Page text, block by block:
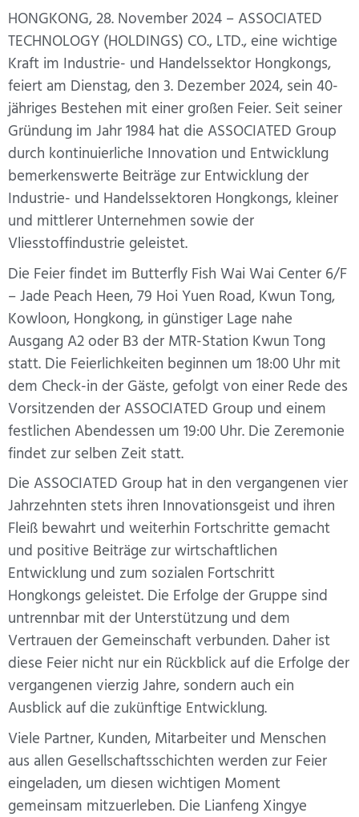
HONGKONG, 28. November 2024 – ASSOCIATED
TECHNOLOGY (HOLDINGS) CO., LTD., eine wichtige
Kraft im Industrie- und Handelssektor Hongkongs,
feiert am Dienstag, den 3. Dezember 2024, sein 40-
jähriges Bestehen mit einer großen Feier. Seit seiner
Gründung im Jahr 1984 hat die ASSOCIATED Group
durch kontinuierliche Innovation und Entwicklung
bemerkenswerte Beiträge zur Entwicklung der
Industrie- und Handelssektoren Hongkongs, kleiner
und mittlerer Unternehmen sowie der
Vliesstoffindustrie geleistet.
Die Feier findet im Butterfly Fish Wai Wai Center 6/F
– Jade Peach Heen, 79 Hoi Yuen Road, Kwun Tong,
Kowloon, Hongkong, in günstiger Lage nahe
Ausgang A2 oder B3 der MTR-Station Kwun Tong
statt. Die Feierlichkeiten beginnen um 18:00 Uhr mit
dem Check-in der Gäste, gefolgt von einer Rede des
Vorsitzenden der ASSOCIATED Group und einem
festlichen Abendessen um 19:00 Uhr. Die Zeremonie
findet zur selben Zeit statt.
Die ASSOCIATED Group hat in den vergangenen vier
Jahrzehnten stets ihren Innovationsgeist und ihren
Fleiß bewahrt und weiterhin Fortschritte gemacht
und positive Beiträge zur wirtschaftlichen
Entwicklung und zum sozialen Fortschritt
Hongkongs geleistet. Die Erfolge der Gruppe sind
untrennbar mit der Unterstützung und dem
Vertrauen der Gemeinschaft verbunden. Daher ist
diese Feier nicht nur ein Rückblick auf die Erfolge der
vergangenen vierzig Jahre, sondern auch ein
Ausblick auf die zukünftige Entwicklung.
Viele Partner, Kunden, Mitarbeiter und Menschen
aus allen Gesellschaftsschichten werden zur Feier
eingeladen, um diesen wichtigen Moment
gemeinsam mitzuerleben. Die Lianfeng Xingye